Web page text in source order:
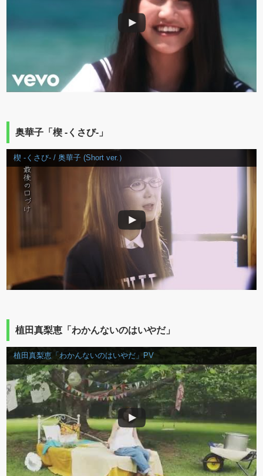
奥華子「楔 ‐くさび-」
楔 ‐くさび- / 奥華子 (Short ver.）
植田真梨恵「わかんないのはいやだ」
植田真梨恵「わかんないのはいやだ」PV